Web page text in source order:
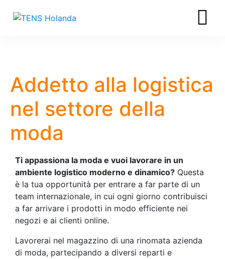
Addetto alla logistica
nel settore della
moda
Ti appassiona la moda e vuoi lavorare in un
ambiente logistico moderno e dinamico? Questa
è la tua opportunità per entrare a far parte di un
team internazionale, in cui ogni giorno contribuisci
a far arrivare i prodotti in modo efficiente nei
negozi e ai clienti online.
Lavorerai nel magazzino di una rinomata azienda
di moda, partecipando a diversi reparti e